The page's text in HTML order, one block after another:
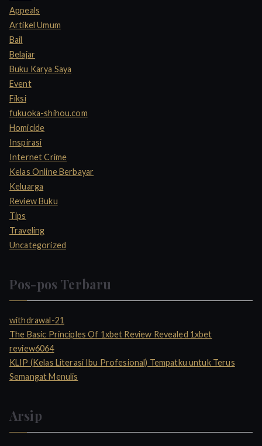
Appeals
Artikel Umum
Bail
Belajar
Buku Karya Saya
Event
Fiksi
fukuoka-shihou.com
Homicide
Inspirasi
Internet Crime
Kelas Online Berbayar
Keluarga
Review Buku
Tips
Traveling
Uncategorized
Pos-pos Terbaru
withdrawal-21
The Basic Principles Of 1xbet Review Revealed 1xbet
review6064
KLIP (Kelas Literasi Ibu Profesional) Tempatku untuk Terus
Semangat Menulis
Arsip